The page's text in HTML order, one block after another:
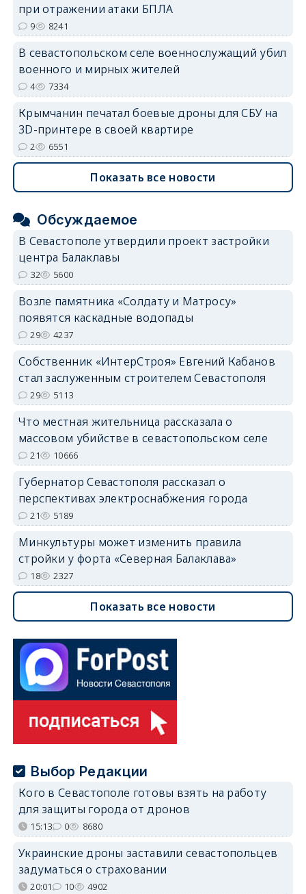
при отражении атаки БПЛА
9 8241
В севастопольском селе военнослужащий убил
военного и мирных жителей
4 7334
Крымчанин печатал боевые дроны для СБУ на
3D-принтере в своей квартире
2 6551
Показать все новости
Обсуждаемое
В Севастополе утвердили проект застройки
центра Балаклавы
32 5600
Возле памятника «Солдату и Матросу»
появятся каскадные водопады
29 4237
Собственник «ИнтерСтроя» Евгений Кабанов
стал заслуженным строителем Севастополя
29 5113
Что местная жительница рассказала о
массовом убийстве в севастопольском селе
21 10666
Губернатор Севастополя рассказал о
перспективах электроснабжения города
21 5189
Минкультуры может изменить правила
стройки у форта «Северная Балаклава»
18 2327
Показать все новости
Выбор Редакции
Кого в Севастополе готовы взять на работу
для защиты города от дронов
15:13 0 8680
Украинские дроны заставили севастопольцев
задуматься о страховании
20:01 10 4902